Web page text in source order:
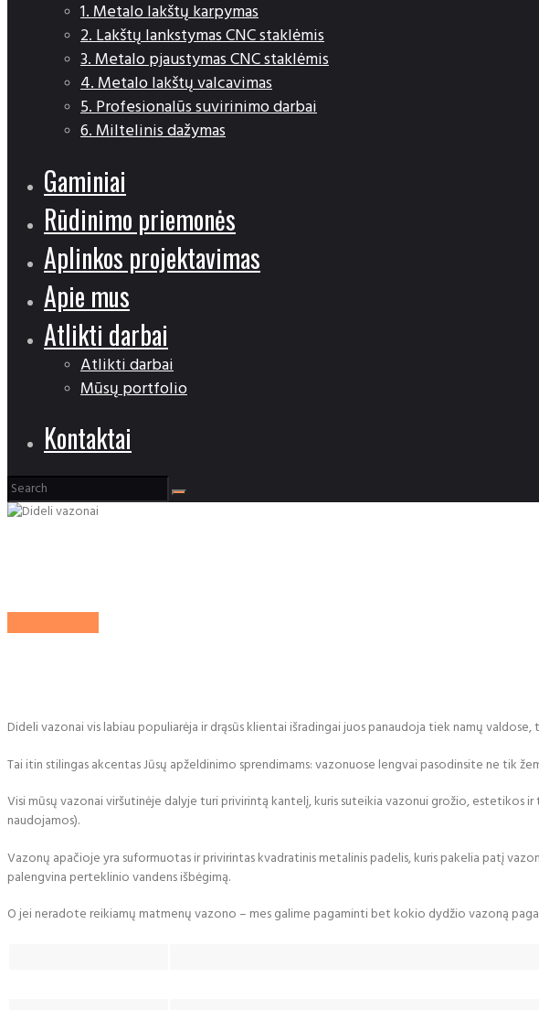
1. Metalo lakštų karpymas
2. Lakštų lankstymas CNC staklėmis
3. Metalo pjaustymas CNC staklėmis
4. Metalo lakštų valcavimas
5. Profesionalūs suvirinimo darbai
6. Miltelinis dažymas
Gaminiai
Rūdinimo priemonės
Aplinkos projektavimas
Apie mus
Atlikti darbai
Atlikti darbai
Mūsų portfolio
Kontaktai
Dideli vazonai vis labiau populiarėja ir drąsūs klientai išradingai juos panaudoja tiek namų
Tai itin stilingas akcentas Jūsų apželdinimo sprendimams: vazonuose lengvai pasodinsite ne tik
Visi mūsų vazonai viršutinėje dalyje turi privirintą kantelį, kuris suteikia vazonui grožio, estetikos
naudojamos).
Vazonų apačioje yra suformuotas ir privirintas kvadratinis metalinis padelis, kuris pakelia patį
palengvina perteklinio vandens išbėgimą.
O jei neradote reikiamų matmenų vazono – mes galime pagaminti bet kokio dydžio vazoną